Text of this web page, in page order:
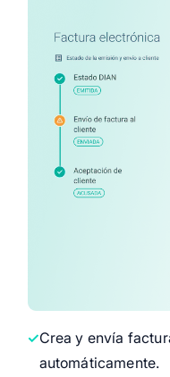
Crea y envía
automáticamente.